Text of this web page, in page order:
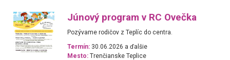
Júnový program v RC Ovečka
Pozývame rodičov z Teplíc do centra.
Termín: 30.06.2026 a ďalšie
Mesto: Trenčianske Teplice